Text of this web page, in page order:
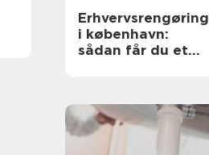
Erhvervsrengøring
i københavn:
sådan får du et